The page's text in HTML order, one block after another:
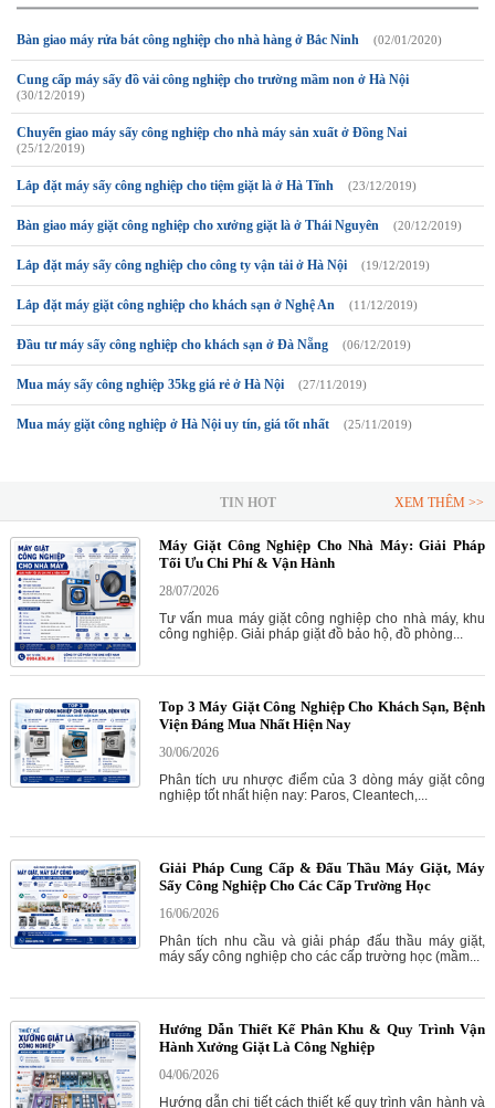
Bàn giao máy rửa bát công nghiệp cho nhà hàng ở Bắc Ninh (02/01/2020)
Cung cấp máy sấy đồ vải công nghiệp cho trường mầm non ở Hà Nội
(30/12/2019)
Chuyển giao máy sấy công nghiệp cho nhà máy sản xuất ở Đồng Nai
(25/12/2019)
Lắp đặt máy sấy công nghiệp cho tiệm giặt là ở Hà Tĩnh (23/12/2019)
Bàn giao máy giặt công nghiệp cho xưởng giặt là ở Thái Nguyên (20/12/2019)
Lắp đặt máy sấy công nghiệp cho công ty vận tải ở Hà Nội (19/12/2019)
Lắp đặt máy giặt công nghiệp cho khách sạn ở Nghệ An (11/12/2019)
Đầu tư máy sấy công nghiệp cho khách sạn ở Đà Nẵng (06/12/2019)
Mua máy sấy công nghiệp 35kg giá rẻ ở Hà Nội (27/11/2019)
Mua máy giặt công nghiệp ở Hà Nội uy tín, giá tốt nhất (25/11/2019)
TIN HOT XEM THÊM >>
Máy Giặt Công Nghiệp Cho Nhà Máy: Giải Pháp
Tối Ưu Chi Phí & Vận Hành
28/07/2026
Tư vấn mua máy giặt công nghiệp cho nhà máy, khu
công nghiệp. Giải pháp giặt đồ bảo hộ, đồ phòng...
Top 3 Máy Giặt Công Nghiệp Cho Khách Sạn, Bệnh
Viện Đáng Mua Nhất Hiện Nay
30/06/2026
Phân tích ưu nhược điểm của 3 dòng máy giặt công
nghiệp tốt nhất hiện nay: Paros, Cleantech,...
Giải Pháp Cung Cấp & Đấu Thầu Máy Giặt, Máy
Sấy Công Nghiệp Cho Các Cấp Trường Học
16/06/2026
Phân tích nhu cầu và giải pháp đấu thầu máy giặt,
máy sấy công nghiệp cho các cấp trường học (mầm...
Hướng Dẫn Thiết Kế Phân Khu & Quy Trình Vận
Hành Xưởng Giặt Là Công Nghiệp
04/06/2026
Hướng dẫn chi tiết cách thiết kế quy trình vận hành và